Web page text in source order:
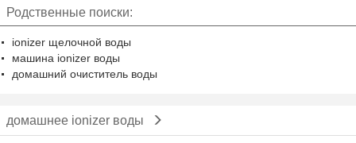
Родственные поиски:
ionizer щелочной воды
машина ionizer воды
домашний очиститель воды
домашнее ionizer воды